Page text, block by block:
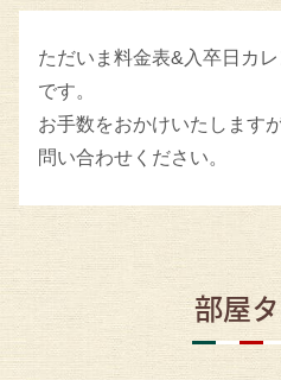
ただいま料金表&入卒日カ
です。
お手数をおかけいたします
問い合わせください。
部屋